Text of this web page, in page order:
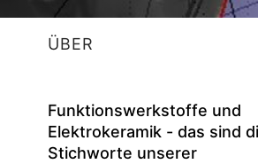
ÜBER
Funktionswerkstoffe und
Elektrokeramik - das sind
Stichworte unserer